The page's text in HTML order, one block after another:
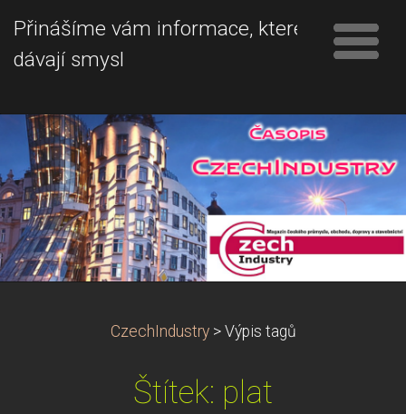
Přinášíme vám informace, které
dávají smysl
CzechIndustry > Výpis tagů
Štítek: plat